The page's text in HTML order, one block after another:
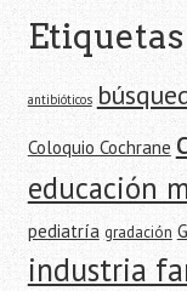
Etiquetas
antibióticos
Coloquio Cochrane
educación
pediatría gradación
industria